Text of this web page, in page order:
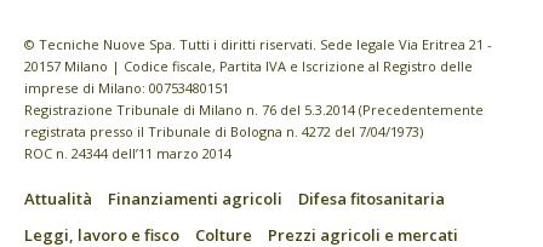
© Tecniche Nuove Spa. Tutti i diritti riservati. Sede legale Via Eritrea 21 -
20157 Milano | Codice fiscale, Partita IVA e Iscrizione al Registro delle
imprese di Milano: 00753480151
Registrazione Tribunale di Milano n. 76 del 5.3.2014 (Precedentemente
registrata presso il Tribunale di Bologna n. 4272 del 7/04/1973)
ROC n. 24344 dell’11 marzo 2014
Attualità Finanziamenti agricoli
Difesa fitosanitaria
Leggi, lavoro e fisco
Colture
Prezzi agricoli e mercati